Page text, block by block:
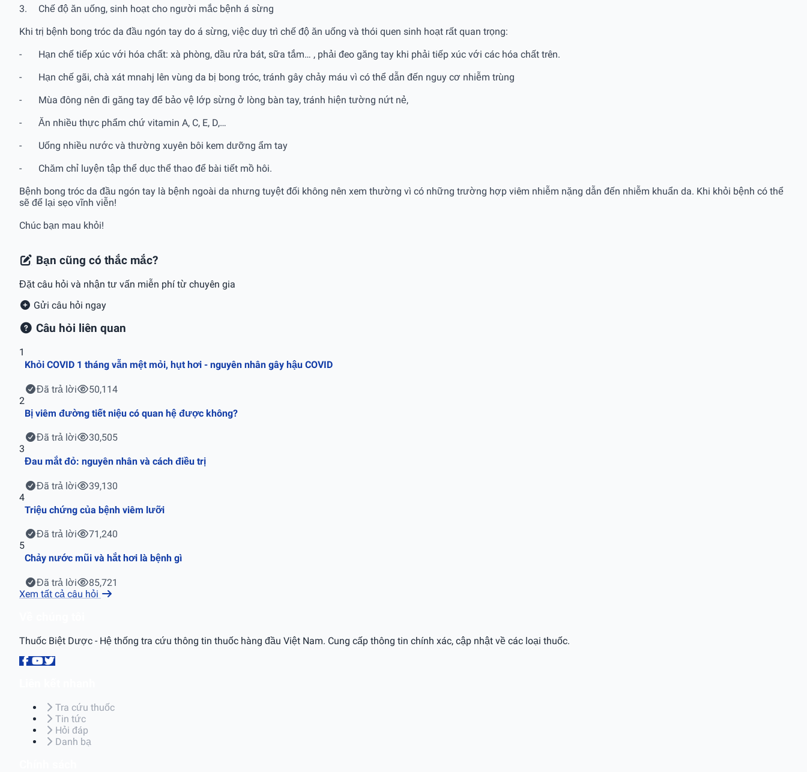
3.
Chế độ ăn uống, sinh hoạt cho người mắc bệnh á sừng
Khi trị bệnh bong tróc da đầu ngón tay do á sừng, việc duy trì chế độ ăn uống và thói quen sinh hoạt rất quan trọng:
-
Hạn chế tiếp xúc với hóa chất: xà phòng, dầu rửa bát, sữa tắm… , phải đeo găng tay khi phải tiếp xúc với các hóa chất trên.
-
Hạn chế gãi, chà xát mnahj lên vùng da bị bong tróc, tránh gây chảy máu vì có thể dẫn đến nguy cơ nhiễm trùng
-
Mùa đông nên đi găng tay để bảo vệ lớp sừng ở lòng bàn tay, tránh hiện tường nứt nẻ,
-
Ăn nhiều thực phẩm chứ vitamin A, C, E, D,…
-
Uống nhiều nước và thường xuyên bôi kem dưỡng ẩm tay
-
Chăm chỉ luyện tập thể dục thể thao để bài tiết mồ hôi.
Bệnh bong tróc da đầu ngón tay là bệnh ngoài da nhưng tuyệt đối không nên xem thường vì có những trường hợp viêm nhiễm nặng dẫn đến nhiễm khuẩn da. Khi khỏi bệnh có thể
sẽ để lại sẹo vĩnh viễn!
Chúc bạn mau khỏi!
Bạn cũng có thắc mắc?
Đặt câu hỏi và nhận tư vấn miễn phí từ chuyên gia
Gửi câu hỏi ngay
Câu hỏi liên quan
1
Khỏi COVID 1 tháng vẫn mệt mỏi, hụt hơi - nguyên nhân gây hậu COVID
Đã trả lời
50,114
2
Bị viêm đường tiết niệu có quan hệ được không?
Đã trả lời
30,505
3
Đau mắt đỏ: nguyên nhân và cách điều trị
Đã trả lời
39,130
4
Triệu chứng của bệnh viêm lưỡi
Đã trả lời
71,240
5
Chảy nước mũi và hắt hơi là bệnh gì
Đã trả lời
85,721
Xem tất cả câu hỏi
Thuốc Biệt Dược - Hệ thống tra cứu thông tin thuốc hàng đầu Việt Nam. Cung cấp thông tin chính xác, cập nhật về các loại thuốc.
Tra cứu thuốc
Tin tức
Hỏi đáp
Danh bạ